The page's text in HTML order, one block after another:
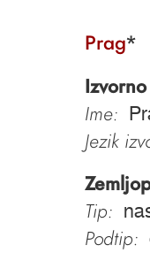
Prag*
Ime:
Jezik
Tip:
Podtip: